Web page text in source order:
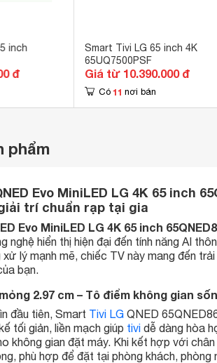
inch
đ
Smart Tivi LG 65 inch 4K
65UQ7500PSF
Giá từ 10.390.000 đ
Có 11 nơi bán
phẩm
Evo MiniLED LG 4K 65 inch
trí chuẩn rạp tại gia
Evo MiniLED LG 4K 65 inch
nghệ hiển thị hiện đại đến tính năng AI
lý mạnh mẽ, chiếc TV này mang đến
bạn.
2.97 cm – Tô điểm không gian
đầu tiên, Smart Tivi LG QNED
tối giản, liền mạch giúp tivi dễ dàng hòa
không gian đặt máy. Khi kết hợp với
phù hợp để đặt tại phòng khách, phòng